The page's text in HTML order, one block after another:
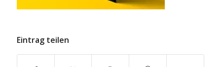
Eintrag teilen